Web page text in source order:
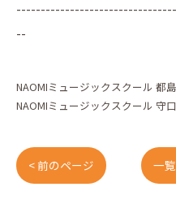
--
NAOMIミュージックスクール 都
NAOMIミュージックスクール 守
< 前のページ 一